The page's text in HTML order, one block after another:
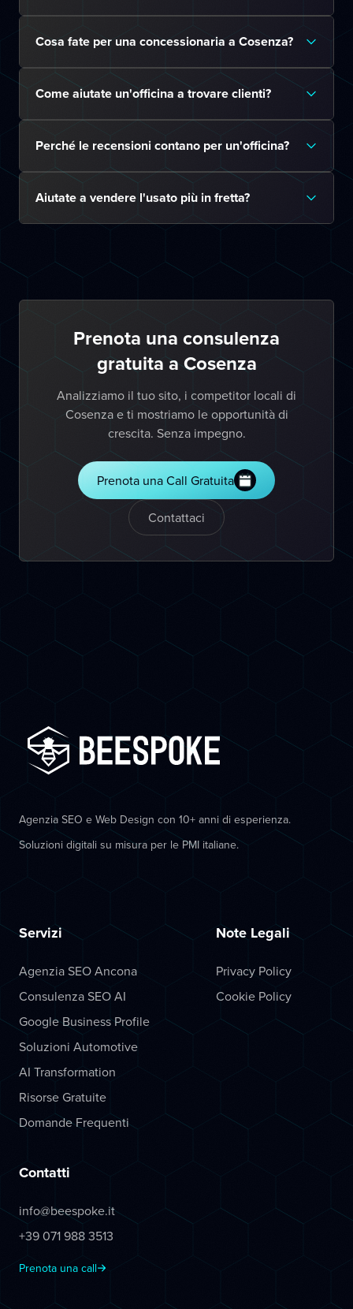
Cosa fate per una concessionaria a Cosenza?
Come aiutate un'officina a trovare clienti?
Perché le recensioni contano per un'officina?
Aiutate a vendere l'usato più in fretta?
Prenota una consulenza
gratuita a Cosenza
Analizziamo il tuo sito, i competitor locali di
Cosenza e ti mostriamo le opportunità di
crescita. Senza impegno.
Prenota una Call Gratuita
Contattaci
Agenzia SEO e Web Design con 10+ anni di esperienza.
Soluzioni digitali su misura per le PMI italiane.
Servizi
Agenzia SEO Ancona
Consulenza SEO AI
Google Business Profile
Soluzioni Automotive
AI Transformation
Risorse Gratuite
Domande Frequenti
Note Legali
Privacy Policy
Cookie Policy
Contatti
info@beespoke.it
+39 071 988 3513
Prenota una call